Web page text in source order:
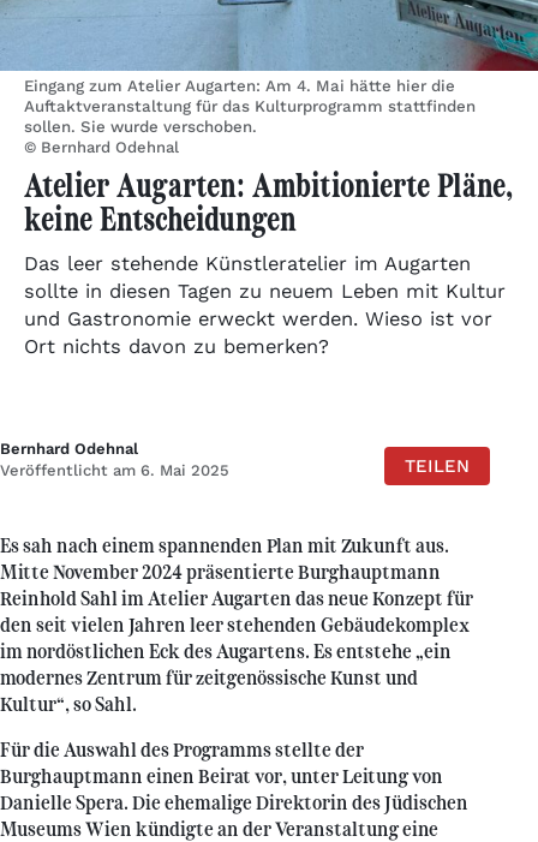
Eingang zum Atelier Augarten: Am 4. Mai hätte hier die
Auftaktveranstaltung für das Kulturprogramm stattfinden
sollen. Sie wurde verschoben.
© Bernhard Odehnal
Atelier Augarten: Ambitionierte Pläne,
keine Entscheidungen
Das leer stehende Künstleratelier im Augarten
sollte in diesen Tagen zu neuem Leben mit Kultur
und Gastronomie erweckt werden. Wieso ist vor
Ort nichts davon zu bemerken?
Bernhard Odehnal
Veröffentlicht am 6. Mai 2025
TEILEN
Es sah nach einem spannenden Plan mit Zukunft aus.
Mitte November 2024 präsentierte Burghauptmann
Reinhold Sahl im Atelier Augarten das neue Konzept für
den seit vielen Jahren leer stehenden Gebäudekomplex
im nordöstlichen Eck des Augartens. Es entstehe „ein
modernes Zentrum für zeitgenössische Kunst und
Kultur“, so Sahl.
Für die Auswahl des Programms stellte der
Burghauptmann einen Beirat vor, unter Leitung von
Danielle Spera. Die ehemalige Direktorin des Jüdischen
Museums Wien kündigte an der Veranstaltung eine